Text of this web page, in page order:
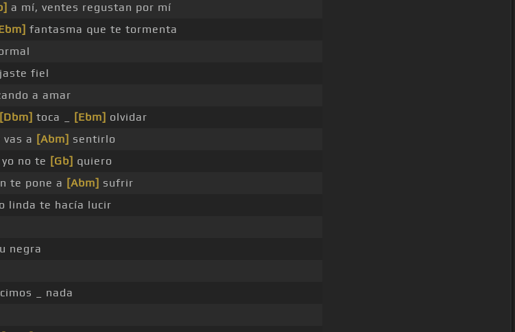
a mí, ventes regustan por mí
fantasma que te tormenta
fiel
a amar
[Dbm] toca _ [Ebm] olvidar
a [Abm] sentirlo
no te [Gb] quiero
te pone a [Abm] sufrir
linda te hacía lucir
negra
_ nada